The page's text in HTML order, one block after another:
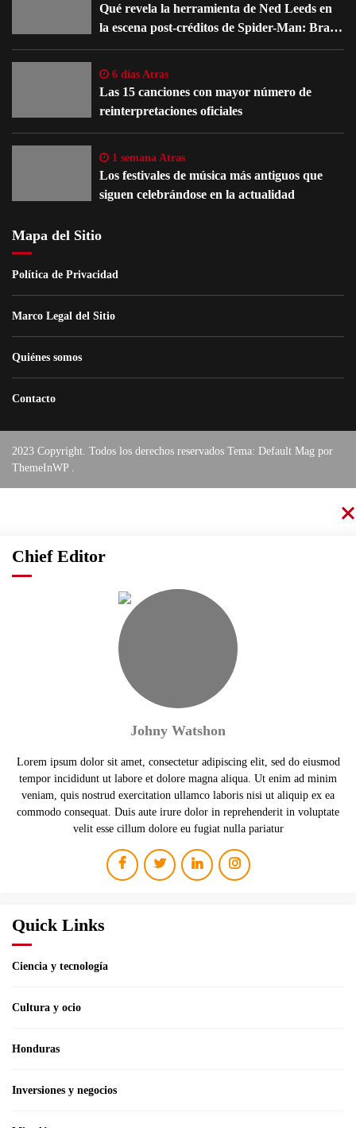
Qué revela la herramienta de Ned Leeds en
la escena post-créditos de Spider-Man: Brand
New Day
6 días Atras
Las 15 canciones con mayor número de
reinterpretaciones oficiales
1 semana Atras
Los festivales de música más antiguos que
siguen celebrándose en la actualidad
Mapa del Sitio
Política de Privacidad
Marco Legal del Sitio
Quiénes somos
Contacto
2023 Copyright. Todos los derechos reservados Tema: Default Mag por
ThemeInWP
Chief Editor
Johny Watshon
Lorem ipsum dolor sit amet, consectetur adipiscing elit, sed do eiusmod
tempor incididunt ut labore et dolore magna aliqua. Ut enim ad minim
veniam, quis nostrud exercitation ullamco laboris nisi ut aliquip ex ea
commodo consequat. Duis aute irure dolor in reprehenderit in voluptate
velit esse cillum dolore eu fugiat nulla pariatur
Quick Links
Ciencia y tecnología
Cultura y ocio
Honduras
Inversiones y negocios